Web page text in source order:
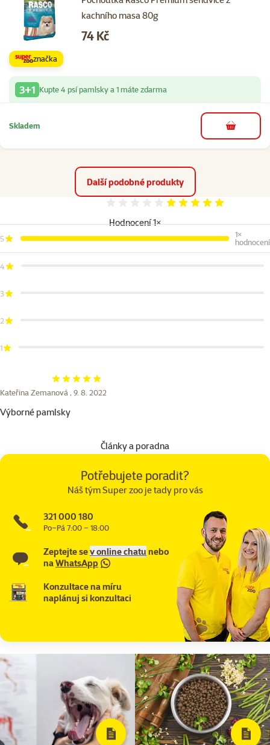
kachního masa 80g
Cena
74 Kč
značka
3+1 Kupte 4 psí pamlsky a 1 máte zdarma
Skladem do košíku
Další podobné produkty
Hodnocení 1×
Hodnocení 100%
5
1×
hodnocení
4
3
2
1
Hodnocení 100%
Kateřina Zemanová , 9. 8. 2022
Výborné pamlsky
Články a poradna
Potřebujete poradit?
Náš tým Super zoo je tady pro vás
321 000 180
Po–Pá 7:00 – 18:00
Zeptejte sev online chatunebo
naWhatsApp
Konzultace na míru
naplánuj si konzultaci